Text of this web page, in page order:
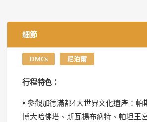
細節
DMCs 尼泊爾
行程特色：
• 參觀加德滿都4大世界文化遺產：帕
博大哈佛塔、斯瓦揚布納特、帕坦王